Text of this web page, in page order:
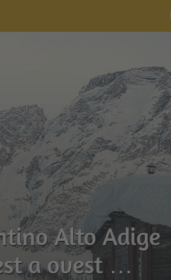
Alto Adige
a ovest …